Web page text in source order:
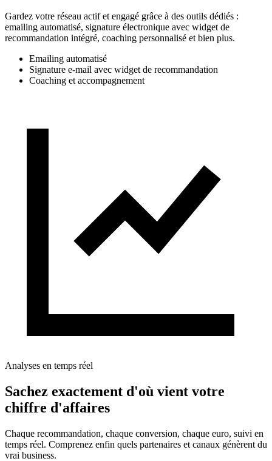
Gardez votre réseau actif et engagé grâce à des outils dédiés :
emailing automatisé, signature électronique avec widget de
recommandation intégré, coaching personnalisé et bien plus.
Emailing automatisé
Signature e-mail avec widget de recommandation
Coaching et accompagnement
Analyses en temps réel
Sachez exactement d'où vient votre
chiffre d'affaires
Chaque recommandation, chaque conversion, chaque euro, suivi en
temps réel. Comprenez enfin quels partenaires et canaux génèrent du
vrai business.